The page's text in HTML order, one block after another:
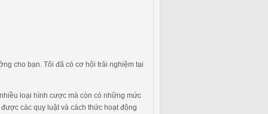
cho bạn. Tôi đã có cơ hội trải nghiệm tại
loại hình cược mà còn có những mức
các quy luật và cách thức hoạt động